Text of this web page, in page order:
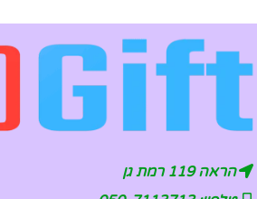
הראה 119 רמת גן